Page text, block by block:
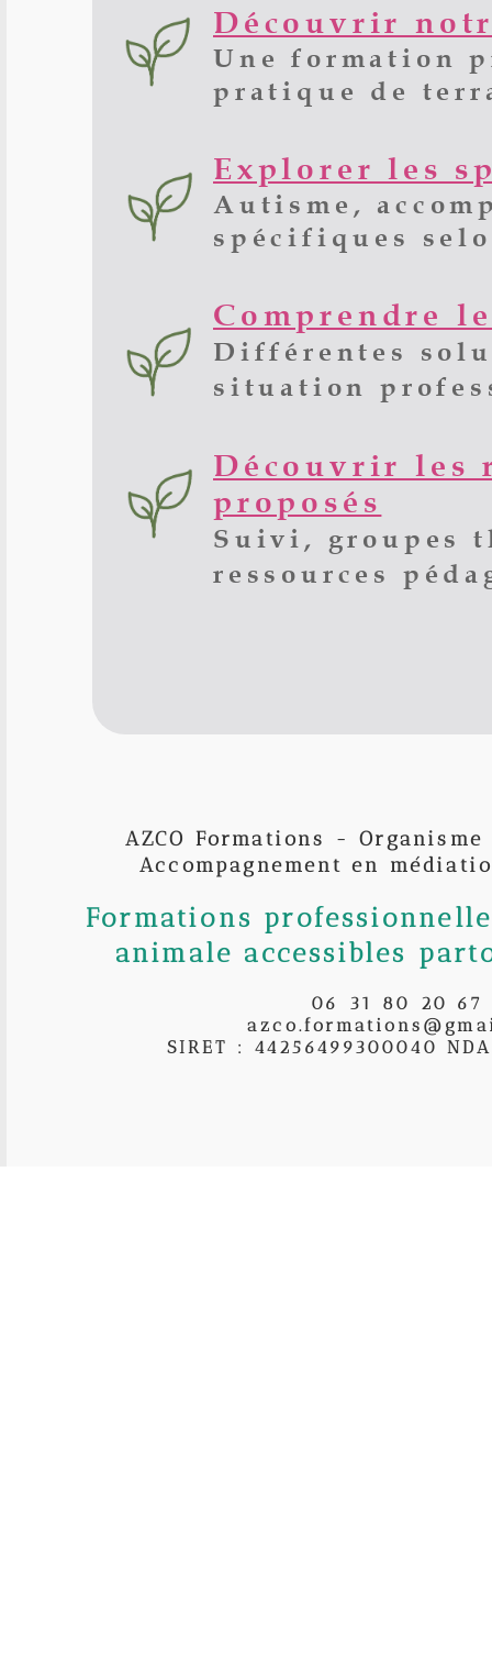
AZCO Formations -
Accompagnement en
Formations
animale accessibles
06 31 80 20 67
SIRET : 44256499300040
Découvrir
Une formation
pratique de
Explorer les
Autisme,
spécifiques
Comprendre
Différentes
situation
Découvrir les
proposés
Suivi, groupes
ressources